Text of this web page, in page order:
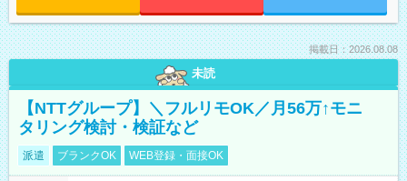
掲載日：2026.08.08
未読
【NTTグループ】＼フルリモOK／月56万↑モニ
タリング検討・検証など
派遣 ブランクOK WEB登録・面接OK